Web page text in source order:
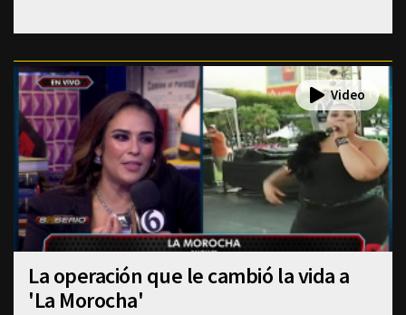
La operación que le cambió la vida a
'La Morocha'